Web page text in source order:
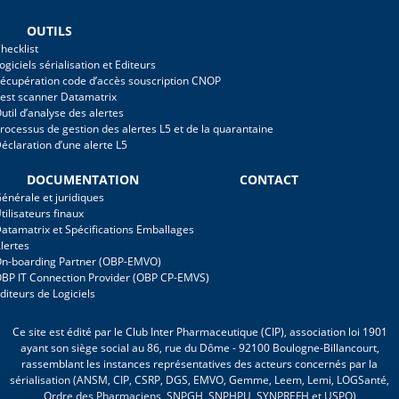
OUTILS
sérialisation et Editeurs
code d’accès souscription CNOP
scanner Datamatrix
d’analyse des alertes
de gestion des alertes L5 et de la quarantaine
d’une alerte L5
DOCUMENTATION
et juridiques
finaux
et Spécifications Emballages
boarding Partner (OBP-EMVO)
IT Connection Provider (OBP CP-EMVS)
de Logiciels
CONTACT
Ce site est édité par le Club Inter Pharmaceutique (CIP), association loi 1901
ayant son siège social au 86, rue du Dôme - 92100 Boulogne-Billancourt,
rassemblant les instances représentatives des acteurs concernés par la
sérialisation (ANSM, CIP, CSRP, DGS, EMVO, Gemme, Leem, Lemi, LOGSanté,